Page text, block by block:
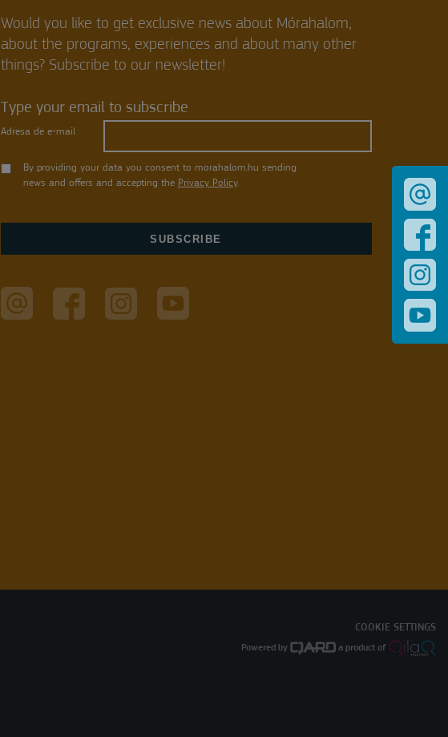
Would you like to get exclusive news about Mórahalom,
about the programs, experiences and about many other
things? Subscribe to our newsletter!
Type your email to subscribe
Adresa de e-mail
By providing your data you consent to morahalom.hu sending
news and offers and accepting the Privacy Policy.
COOKIE SETTINGS
Powered by a product of